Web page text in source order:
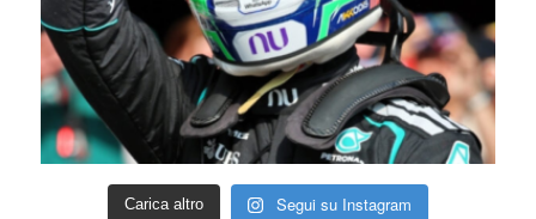
Carica altro Segui su Instagram